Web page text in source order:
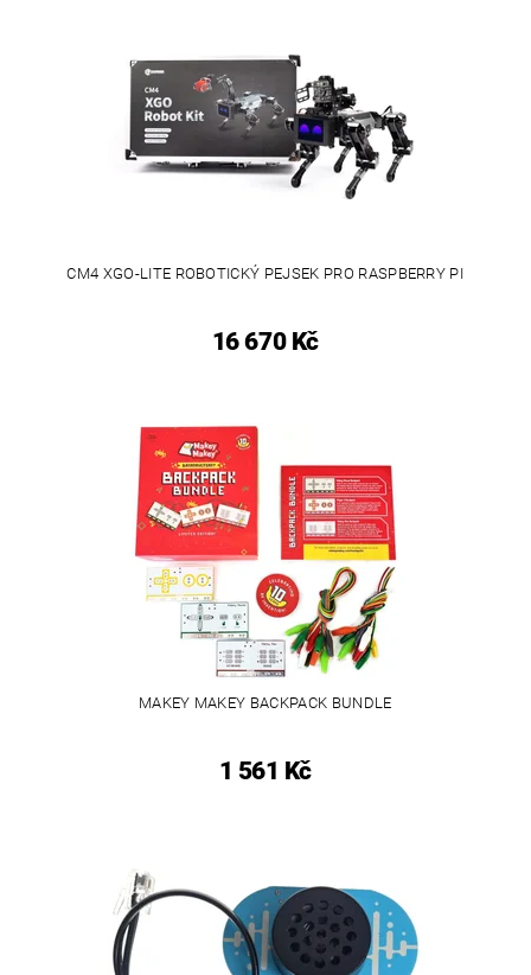
CM4 XGO-LITE ROBOTICKÝ PEJSEK PRO RASPBERRY PI
16 670 Kč
MAKEY MAKEY BACKPACK BUNDLE
1 561 Kč